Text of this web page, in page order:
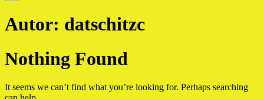
Autor: datschitzc
Nothing Found
It seems we can’t find what you’re looking for. Perhaps searching